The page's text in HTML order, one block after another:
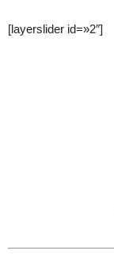
[layerslider id=»2″]